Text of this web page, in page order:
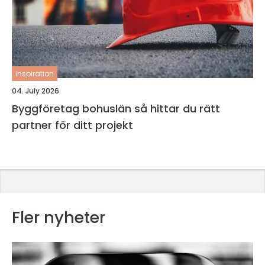
inspiration
04. July 2026
Byggföretag bohuslän så hittar du rätt
partner för ditt projekt
Fler nyheter